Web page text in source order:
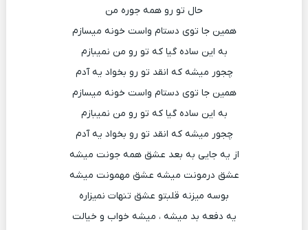
حال تو رو همه جوره من
همین جا توی دستام واست خونه میسازم
به این ساده گیا که تو رو من نمیبازم
چجور میشه که انقد تو رو بخواد یه آدم
همین جا توی دستام واست خونه میسازم
به این ساده گیا که تو رو من نمیبازم
چجور میشه که انقد تو رو بخواد یه آدم
از یه جایی به بعد عشق همه جونت میشه
عشق درمونت میشه عشق مهمونت میشه
بوسه میزنه قلبتو عشق تنهات نمیزاره
یه دفعه بد میشه ، میشه خواب و خیالت